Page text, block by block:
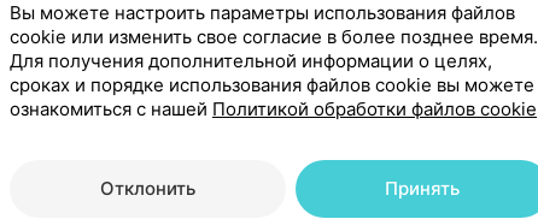
На карте
116
Вы можете настроить параметры использования файлов
cookie или изменить свое согласие в более позднее время.
Для получения дополнительной информации о целях,
сроках и порядке использования файлов cookie вы можете
ознакомиться с нашей Политикой обработки файлов cookie
Отклонить Принять